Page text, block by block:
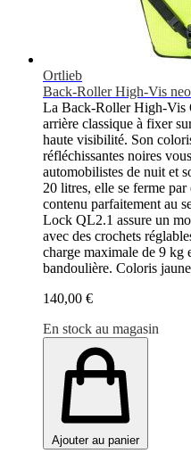
Ortlieb
Back-Roller High-Vis
La Back-Roller High-Vis
arrière classique à fixer
haute visibilité. Son
réfléchissantes noires
automobilistes de nuit et
20 litres, elle se ferme
contenu parfaitement au
Lock QL2.1 assure un
avec des crochets
charge maximale de 9 kg
bandoulière. Coloris
140,00 €
En stock au magasin
Ajouter au panier